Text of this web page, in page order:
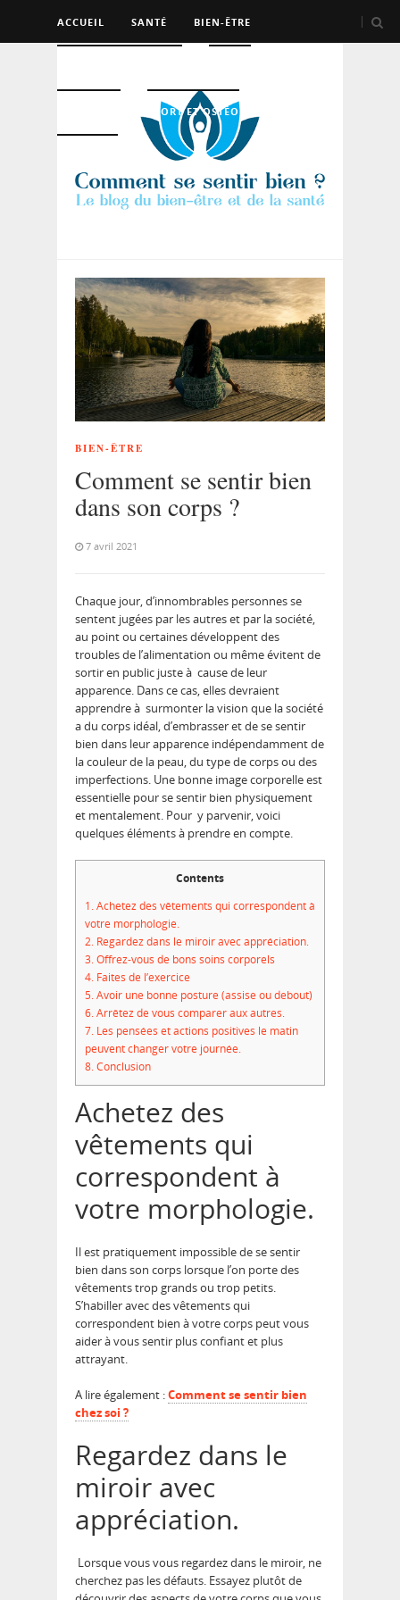
ACCUEIL SANTÉ BIEN-ÊTRE
SPORT ET OSTÉO
BIEN-ÊTRE
Comment se sentir bien
dans son corps ?
7 avril 2021
Chaque jour, d’innombrables personnes se
sentent jugées par les autres et par la société,
au point ou certaines développent des
troubles de l’alimentation ou même évitent de
sortir en public juste à cause de leur
apparence. Dans ce cas, elles devraient
apprendre à surmonter la vision que la société
a du corps idéal, d’embrasser et de se sentir
bien dans leur apparence indépendamment de
la couleur de la peau, du type de corps ou des
imperfections. Une bonne image corporelle est
essentielle pour se sentir bien physiquement
et mentalement. Pour y parvenir, voici
quelques éléments à prendre en compte.
Contents
1.Achetez des vêtements qui correspondent à
votre morphologie.
2. Regardez dans le miroir avec appréciation.
3.Offrez-vous de bons soins corporels
4. Faites de l’exercice
5.Avoir une bonne posture (assise ou debout)
6.Arrêtez de vous comparer aux autres.
7. Les pensées et actions positives le matin
peuvent changer votre journée.
8.Conclusion
Achetez des
vêtements qui
correspondent à
votre morphologie.
Il est pratiquement impossible de se sentir
bien dans son corps lorsque l’on porte des
vêtements trop grands ou trop petits.
S’habiller avec des vêtements qui
correspondent bien à votre corps peut vous
aider à vous sentir plus confiant et plus
attrayant.
A lire également :Comment se sentir bien
chez soi ?
Regardez dans le
miroir avec
appréciation.
Lorsque vous vous regardez dans le miroir, ne
cherchez pas les défauts. Essayez plutôt de